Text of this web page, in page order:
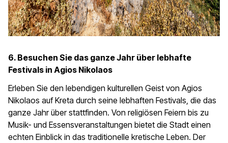
6. Besuchen Sie das ganze Jahr über lebhafte
Festivals in Agios Nikolaos
Erleben Sie den lebendigen kulturellen Geist von Agios
Nikolaos auf Kreta durch seine lebhaften Festivals, die das
ganze Jahr über stattfinden. Von religiösen Feiern bis zu
Musik- und Essensveranstaltungen bietet die Stadt einen
echten Einblick in das traditionelle kretische Leben. Der